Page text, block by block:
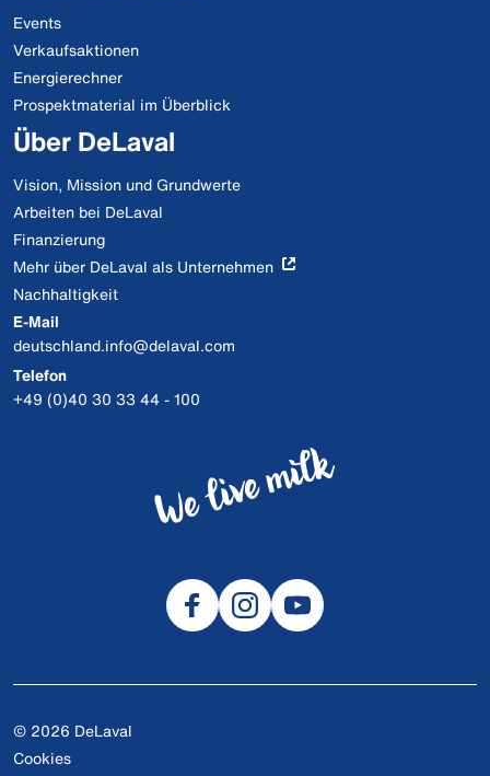
Events
Verkaufsaktionen
Energierechner
Prospektmaterial im Überblick
Über DeLaval
Vision, Mission und Grundwerte
Arbeiten bei DeLaval
Finanzierung
Mehr über DeLaval als Unternehmen
Nachhaltigkeit
E-Mail
deutschland.info@delaval.com
Telefon
+49 (0)40 30 33 44 - 100
© 2026 DeLaval
Cookies